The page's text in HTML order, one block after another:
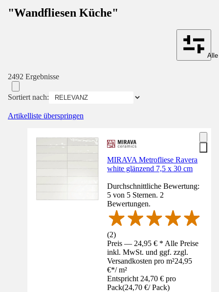
"Wandfliesen Küche"
2492 Ergebnisse
Sortiert nach:
Artikelliste überspringen
MIRAVA Metrofliese Ravera
white glänzend 7,5 x 30 cm
Durchschnittliche Bewertung:
5 von 5 Sternen. 2
Bewertungen.
(2)
Preis — 24,95 € * Alle Preise
inkl. MwSt. und ggf. zzgl.
Versandkosten pro m²24,95
€*/ m²
Entspricht 24,70 € pro
Pack(24,70 €/ Pack)